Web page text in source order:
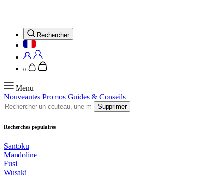
Rechercher
0
Menu
Nouveautés Promos Guides & Conseils
Supprimer
Recherches populaires
Santoku
Mandoline
Fusil
Wusaki